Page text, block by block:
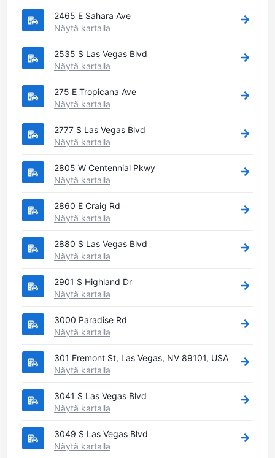
2465 E Sahara Ave
Näytä kartalla
2535 S Las Vegas Blvd
Näytä kartalla
275 E Tropicana Ave
Näytä kartalla
2777 S Las Vegas Blvd
Näytä kartalla
2805 W Centennial Pkwy
Näytä kartalla
2860 E Craig Rd
Näytä kartalla
2880 S Las Vegas Blvd
Näytä kartalla
2901 S Highland Dr
Näytä kartalla
3000 Paradise Rd
Näytä kartalla
301 Fremont St, Las Vegas, NV 89101, USA
Näytä kartalla
3041 S Las Vegas Blvd
Näytä kartalla
3049 S Las Vegas Blvd
Näytä kartalla